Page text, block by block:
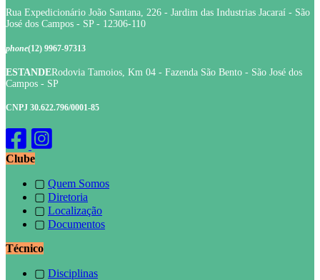
Rua Expedicionário João Santana, 226 - Jardim das Industrias Jacaraí - São
José dos Campos - SP - 12306-110
phone(12) 9967-97313
ESTANDERodovia Tamoios, Km 04 - Fazenda São Bento - São José dos
Campos - SP
CNPJ 30.622.796/0001-85
Clube
▢ Quem Somos
▢ Diretoria
▢ Localização
▢ Documentos
Técnico
▢ Disciplinas